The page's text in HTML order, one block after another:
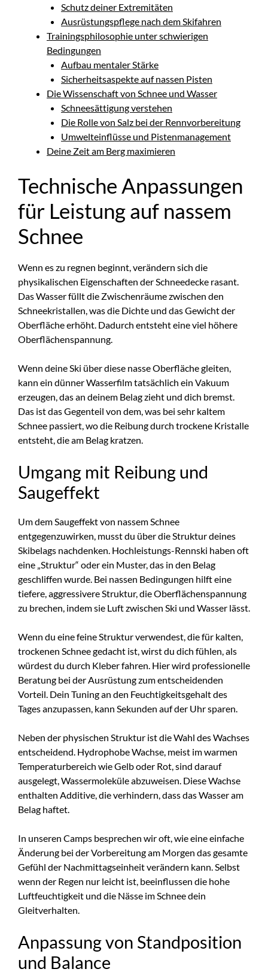
Schutz deiner Extremitäten
Ausrüstungspflege nach dem Skifahren
Trainingsphilosophie unter schwierigen
Bedingungen
Aufbau mentaler Stärke
Sicherheitsaspekte auf nassen Pisten
Die Wissenschaft von Schnee und Wasser
Schneesättigung verstehen
Die Rolle von Salz bei der Rennvorbereitung
Umwelteinflüsse und Pistenmanagement
Deine Zeit am Berg maximieren
Technische Anpassungen
für Leistung auf nassem
Schnee
Wenn es zu regnen beginnt, verändern sich die
physikalischen Eigenschaften der Schneedecke rasant.
Das Wasser füllt die Zwischenräume zwischen den
Schneekristallen, was die Dichte und das Gewicht der
Oberfläche erhöht. Dadurch entsteht eine viel höhere
Oberflächenspannung.
Wenn deine Ski über diese nasse Oberfläche gleiten,
kann ein dünner Wasserfilm tatsächlich ein Vakuum
erzeugen, das an deinem Belag zieht und dich bremst.
Das ist das Gegenteil von dem, was bei sehr kaltem
Schnee passiert, wo die Reibung durch trockene Kristalle
entsteht, die am Belag kratzen.
Umgang mit Reibung und
Saugeffekt
Um dem Saugeffekt von nassem Schnee
entgegenzuwirken, musst du über die Struktur deines
Skibelags nachdenken. Hochleistungs-Rennski haben oft
eine „Struktur“ oder ein Muster, das in den Belag
geschliffen wurde. Bei nassen Bedingungen hilft eine
tiefere, aggressivere Struktur, die Oberflächenspannung
zu brechen, indem sie Luft zwischen Ski und Wasser lässt.
Wenn du eine feine Struktur verwendest, die für kalten,
trockenen Schnee gedacht ist, wirst du dich fühlen, als
würdest du durch Kleber fahren. Hier wird professionelle
Beratung bei der Ausrüstung zum entscheidenden
Vorteil. Dein Tuning an den Feuchtigkeitsgehalt des
Tages anzupassen, kann Sekunden auf der Uhr sparen.
Neben der physischen Struktur ist die Wahl des Wachses
entscheidend. Hydrophobe Wachse, meist im warmen
Temperaturbereich wie Gelb oder Rot, sind darauf
ausgelegt, Wassermoleküle abzuweisen. Diese Wachse
enthalten Additive, die verhindern, dass das Wasser am
Belag haftet.
In unseren Camps besprechen wir oft, wie eine einfache
Änderung bei der Vorbereitung am Morgen das gesamte
Gefühl der Nachmittagseinheit verändern kann. Selbst
wenn der Regen nur leicht ist, beeinflussen die hohe
Luftfeuchtigkeit und die Nässe im Schnee dein
Gleitverhalten.
Anpassung von Standposition
und Balance